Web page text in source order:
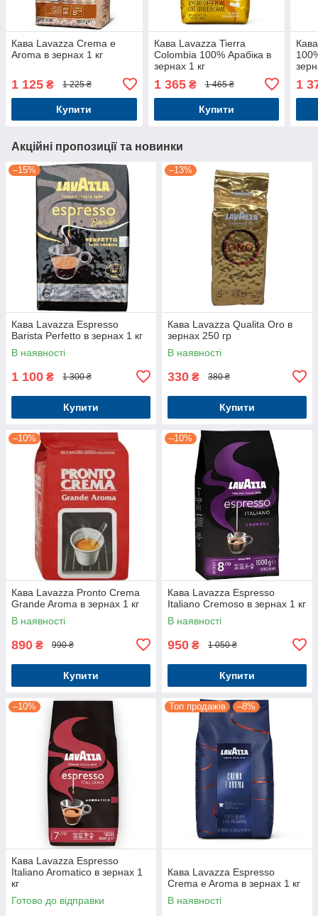
Кава Lavazza Crema e
Aroma в зернах 1 кг
1 125 ₴ 1 225 ₴
Купити
Кава Lavazza Tierra
Colombia 100% Арабіка в
зернах 1 кг
1 365₴ 1 465 ₴
Купити
1
Акційні пропозиції та новинки
–15%
Кава Lavazza Espresso
Barista Perfetto в зернах 1 кг
В наявності
1 100 ₴ 1 300 ₴
Купити
–13%
Кава Lavazza Qualita Oro в
зернах 250 гр
В наявності
330 ₴ 380 ₴
Купити
–10%
Кава Lavazza Pronto Crema
Grande Aroma в зернах 1 кг
В наявності
890 ₴ 990 ₴
Купити
–10%
Кава Lavazza Espresso
Italiano Cremoso в зернах 1 кг
В наявності
950 ₴ 1 050 ₴
Купити
–10%
Кава Lavazza Espresso
Italiano Aromatico в зернах 1
кг
Готово до відправки
Топ продажів –8%
Кава Lavazza Espresso
Crema e Aroma в зернах 1 кг
В наявності